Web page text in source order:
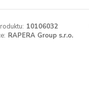
10106032
RAPERA Group s.r.o.